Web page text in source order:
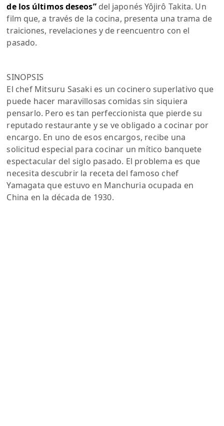
de los últimos deseos”del japonés Yôjirô Takita. Un
film que, a través de la cocina, presenta una trama de
traiciones, revelaciones y de reencuentro con el
pasado.
SINOPSIS
El chef Mitsuru Sasaki es un cocinero superlativo que
puede hacer maravillosas comidas sin siquiera
pensarlo. Pero es tan perfeccionista que pierde su
reputado restaurante y se ve obligado a cocinar por
encargo. En uno de esos encargos, recibe una
solicitud especial para cocinar un mítico banquete
espectacular del siglo pasado. El problema es que
necesita descubrir la receta del famoso chef
Yamagata que estuvo en Manchuria ocupada en
China en la década de 1930.